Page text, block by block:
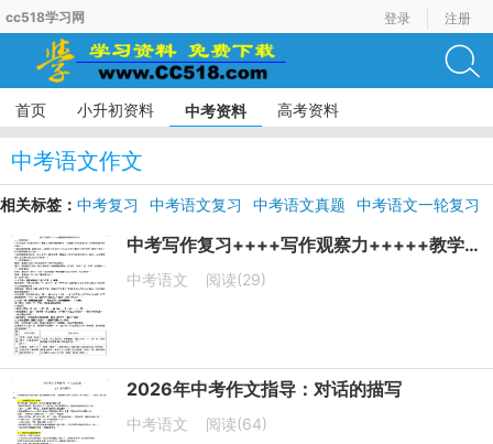
cc518学习网 登录 注册
首页 小升初资料 中考资料 高考资料
中考语文作文
相关标签： 中考复习 中考语文复习 中考语文真题
中考语文一轮复习
中考写作复习++++写作观察力+++++教学设计
中考语文 阅读(29)
2026年中考作文指导：对话的描写
中考语文 阅读(64)